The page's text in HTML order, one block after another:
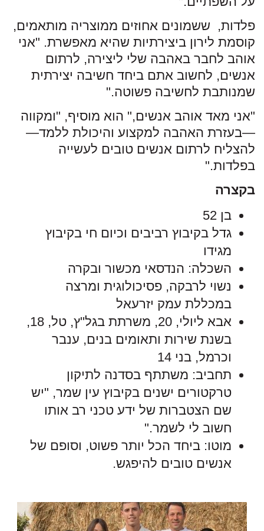
פלדות, ששמונים אחוזים ממוצריה מותאמים,
קוסמת לירון ביצירתיות שהיא מאפשרת. "אני
אוהב לחבר באהבה שלי ליצירה, לרתום
אנשים, לחשוב אתם ביחד חשיבה יצירתית
שמנותבת לחשיבה פשוטה."
"אני מאד אוהב אנשים," הוא מוסיף, "ומקווה
—בעזרת האהבה למקצוע והיכולת ללמד­—
להצליח לרתום אנשים טובים לעשייה
בפלדות."
בקצרה
בן 52
גדל בקיבוץ רביבים וכיום חי בקיבוץ
מגידו
השכלה: הנדסאי מכשור ובקרה
נשוי לרבקה, פסיכולוגית ומרצה
במכללת עמק יזרעאל
אבא ליולי, 20, משרתת בגל"ץ, טל, 18,
בשנת שירות ותאומים בנים, ענבר
וכרמל, בני 14
תחביב: משתתף בסדנה לתיקון
טרקטורים ישנים בקיבוץ עין שמר, "יש
שם הצטברות של ידע טכני רב אותו
חשוב לי לשמר."
מוטו: ביחד הכל יותר פשוט, וסופם של
אנשים טובים להיפגש.